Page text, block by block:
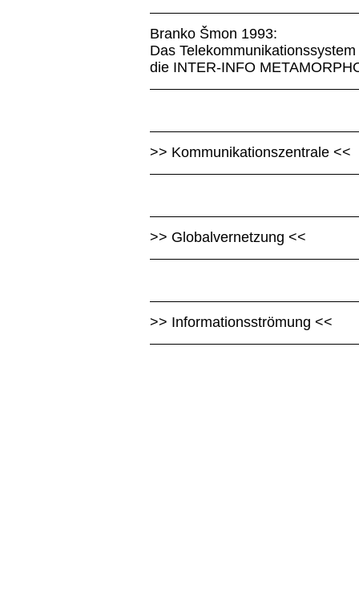
Branko Šmon 1993:
Das
die INTER-INFO
>> Kommunikationszentrale <<
>> Globalvernetzung <<
>> Informationsströmung <<